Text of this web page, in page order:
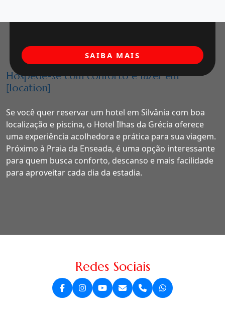
Hospede-se com conforto e lazer em
[location]
Se você quer reservar um hotel em Silvânia com boa
localização e piscina, o Hotel Ilhas da Grécia oferece
uma experiência acolhedora e prática para sua viagem.
Próximo à Praia da Enseada, é uma opção interessante
para quem busca conforto, descanso e mais facilidade
para aproveitar cada dia da estadia.
SAIBA MAIS
Redes Sociais